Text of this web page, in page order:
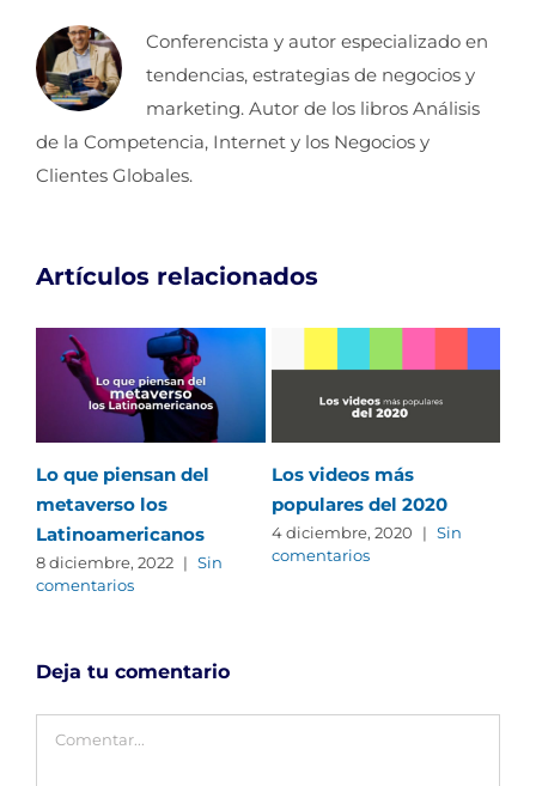
Conferencista y autor especializado en
tendencias, estrategias de negocios y
marketing. Autor de los libros Análisis
de la Competencia, Internet y los Negocios y
Clientes Globales.
Artículos relacionados
Lo que piensan del
metaverso los
Latinoamericanos
8 diciembre, 2022 | Sin
comentarios
Los videos más
populares del 2020
4 diciembre, 2020 | Sin
comentarios
Deja tu comentario
Comentar